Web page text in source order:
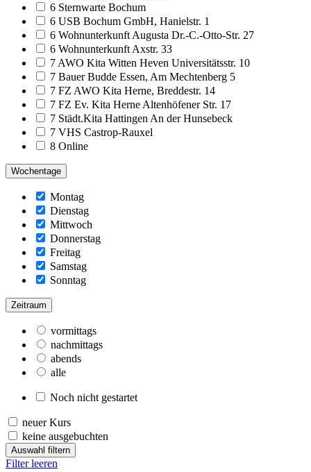
6 Sternwarte Bochum
6 USB Bochum GmbH, Hanielstr. 1
6 Wohnunterkunft Augusta Dr.-C.-Otto-Str. 27
6 Wohnunterkunft Axstr. 33
7 AWO Kita Witten Heven Universitätsstr. 10
7 Bauer Budde Essen, Am Mechtenberg 5
7 FZ AWO Kita Herne, Breddestr. 14
7 FZ Ev. Kita Herne Altenhöfener Str. 17
7 Städt.Kita Hattingen An der Hunsebeck
7 VHS Castrop-Rauxel
8 Online
Wochentage
Montag
Dienstag
Mittwoch
Donnerstag
Freitag
Samstag
Sonntag
Zeitraum
vormittags
nachmittags
abends
alle
Noch nicht gestartet
neuer Kurs
keine ausgebuchten
Auswahl filtern
Filter leeren